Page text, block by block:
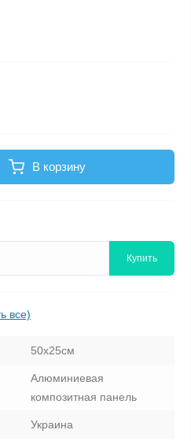
В корзину
Купить
все)
50х25см
Алюминиевая
композитная панель
Украина